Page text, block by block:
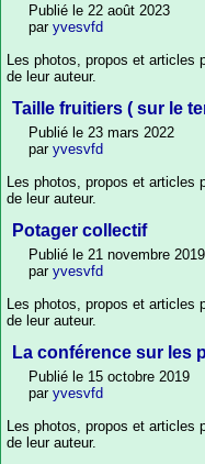
Publié le 22 août 2023
par yvesvfd
Les photos, propos et articles
de leur auteur.
Taille fruitiers ( sur le
Publié le 23 mars 2022
par yvesvfd
Les photos, propos et articles
de leur auteur.
Potager collectif
Publié le 21 novembre 2019
par yvesvfd
Les photos, propos et articles
de leur auteur.
La conférence sur les
Publié le 15 octobre 2019
par yvesvfd
Les photos, propos et articles
de leur auteur.